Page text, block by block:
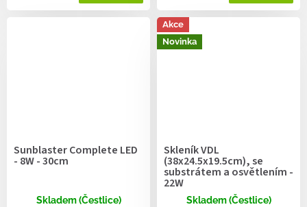
Sunblaster Complete LED
- 8W - 30cm
Skladem (Čestlice)
Akce
Novinka
Skleník VDL
(38x24.5x19.5cm), se
substrátem a osvětlením -
22W
Skladem (Čestlice)